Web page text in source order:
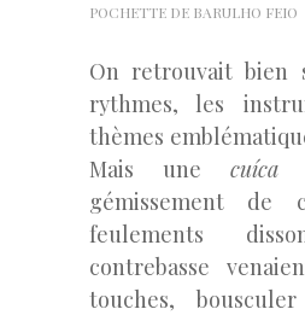
POCHETTE DE BARULHO FEIO
On retrouvait bien
rythmes, les
thèmes
Mais une cuíca
gémissement de
feulements
contrebasse
touches,